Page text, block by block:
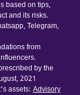
based on tips,
and its risks.
Telegram,
from
by the
2021
assets: Advisory